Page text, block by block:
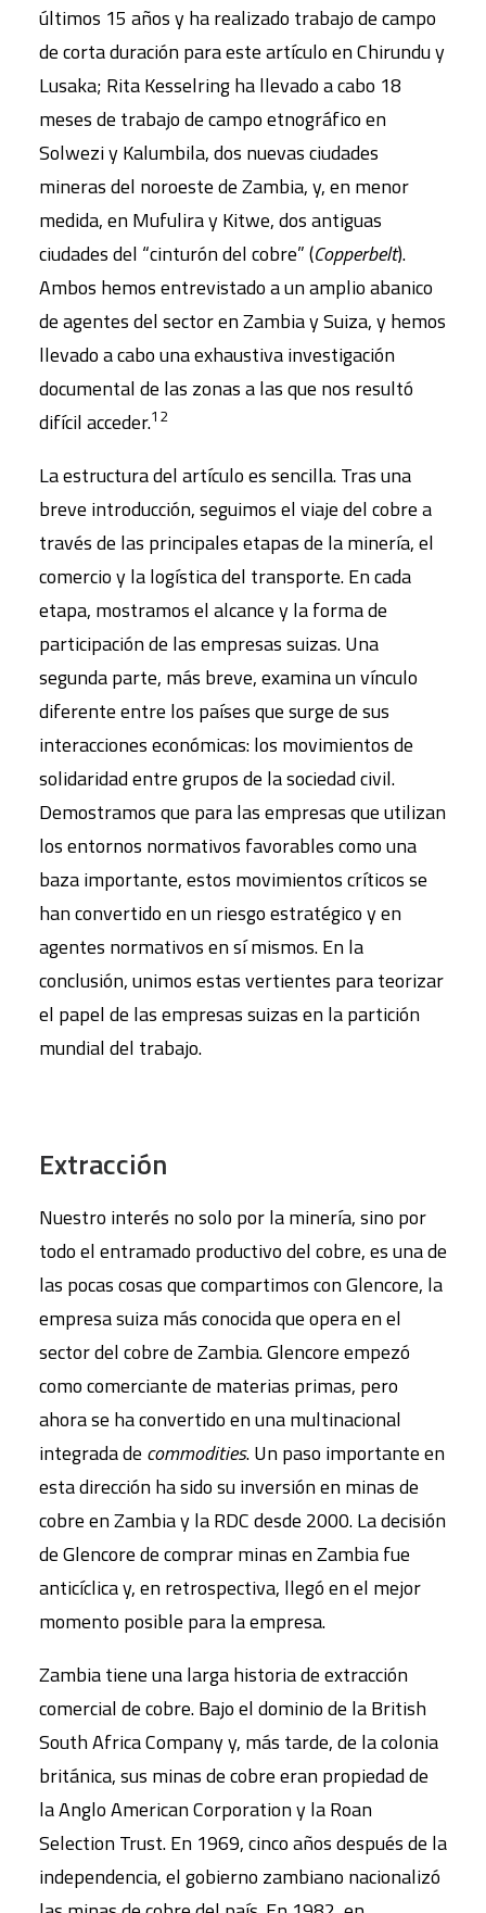
últimos 15 años y ha realizado trabajo de campo
de corta duración para este artículo en Chirundu y
Lusaka; Rita Kesselring ha llevado a cabo 18
meses de trabajo de campo etnográfico en
Solwezi y Kalumbila, dos nuevas ciudades
mineras del noroeste de Zambia, y, en menor
medida, en Mufulira y Kitwe, dos antiguas
ciudades del “cinturón del cobre” (Copperbelt).
Ambos hemos entrevistado a un amplio abanico
de agentes del sector en Zambia y Suiza, y hemos
llevado a cabo una exhaustiva investigación
documental de las zonas a las que nos resultó
difícil acceder.12
La estructura del artículo es sencilla. Tras una
breve introducción, seguimos el viaje del cobre a
través de las principales etapas de la minería, el
comercio y la logística del transporte. En cada
etapa, mostramos el alcance y la forma de
participación de las empresas suizas. Una
segunda parte, más breve, examina un vínculo
diferente entre los países que surge de sus
interacciones económicas: los movimientos de
solidaridad entre grupos de la sociedad civil.
Demostramos que para las empresas que utilizan
los entornos normativos favorables como una
baza importante, estos movimientos críticos se
han convertido en un riesgo estratégico y en
agentes normativos en sí mismos. En la
conclusión, unimos estas vertientes para teorizar
el papel de las empresas suizas en la partición
mundial del trabajo.
Extracción
Nuestro interés no solo por la minería, sino por
todo el entramado productivo del cobre, es una de
las pocas cosas que compartimos con Glencore, la
empresa suiza más conocida que opera en el
sector del cobre de Zambia. Glencore empezó
como comerciante de materias primas, pero
ahora se ha convertido en una multinacional
integrada de commodities. Un paso importante en
esta dirección ha sido su inversión en minas de
cobre en Zambia y la RDC desde 2000. La decisión
de Glencore de comprar minas en Zambia fue
anticíclica y, en retrospectiva, llegó en el mejor
momento posible para la empresa.
Zambia tiene una larga historia de extracción
comercial de cobre. Bajo el dominio de la British
South Africa Company y, más tarde, de la colonia
británica, sus minas de cobre eran propiedad de
la Anglo American Corporation y la Roan
Selection Trust. En 1969, cinco años después de la
independencia, el gobierno zambiano nacionalizó